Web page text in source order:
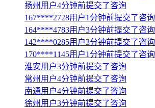
扬州用户4分钟前提交了咨询
167****2728用户1分钟前提交了咨询
164****4783用户3分钟前提交了咨询
142****0285用户3分钟前提交了咨询
170****1145用户1分钟前提交了咨询
淮安用户3分钟前提交了咨询
常州用户4分钟前提交了咨询
南通用户4分钟前提交了咨询
徐州用户3分钟前提交了咨询